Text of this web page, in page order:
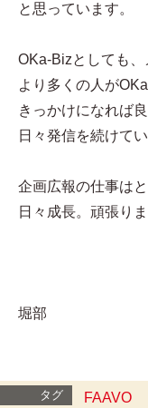
と思っています。
OKa-Bizとしても、
より多くの人が
きっかけになれば
日々発信を続けてい
企画広報の仕事は
日々成長。頑張りま
堀部
タグ FAAVO